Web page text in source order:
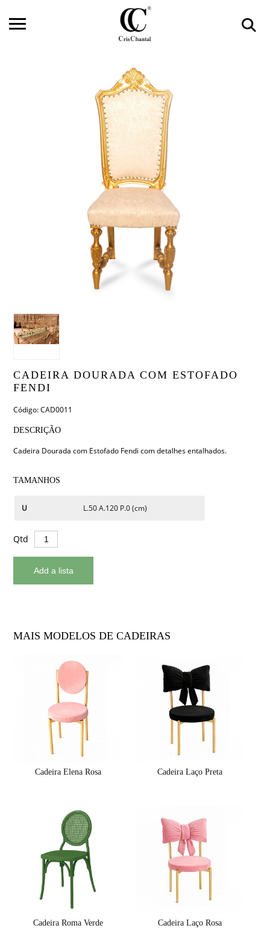
CADEIRA DOURADA COM ESTOFADO
FENDI
Código: CAD0011
DESCRIÇÃO
Cadeira Dourada com Estofado Fendi com detalhes entalhados.
TAMANHOS
U L.50 A.120 P.0 (cm)
Qtd
MAIS MODELOS DE CADEIRAS
Cadeira Elena Rosa Cadeira Laço Preta
Cadeira Roma Verde Cadeira Laço Rosa